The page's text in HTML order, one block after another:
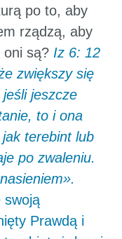
po to, aby
rządzą, aby
oni są? Iz 6: 12
zwiększy się
jeszcze
to i ona
terebint lub
po zwaleniu.
swoją
Prawdą i